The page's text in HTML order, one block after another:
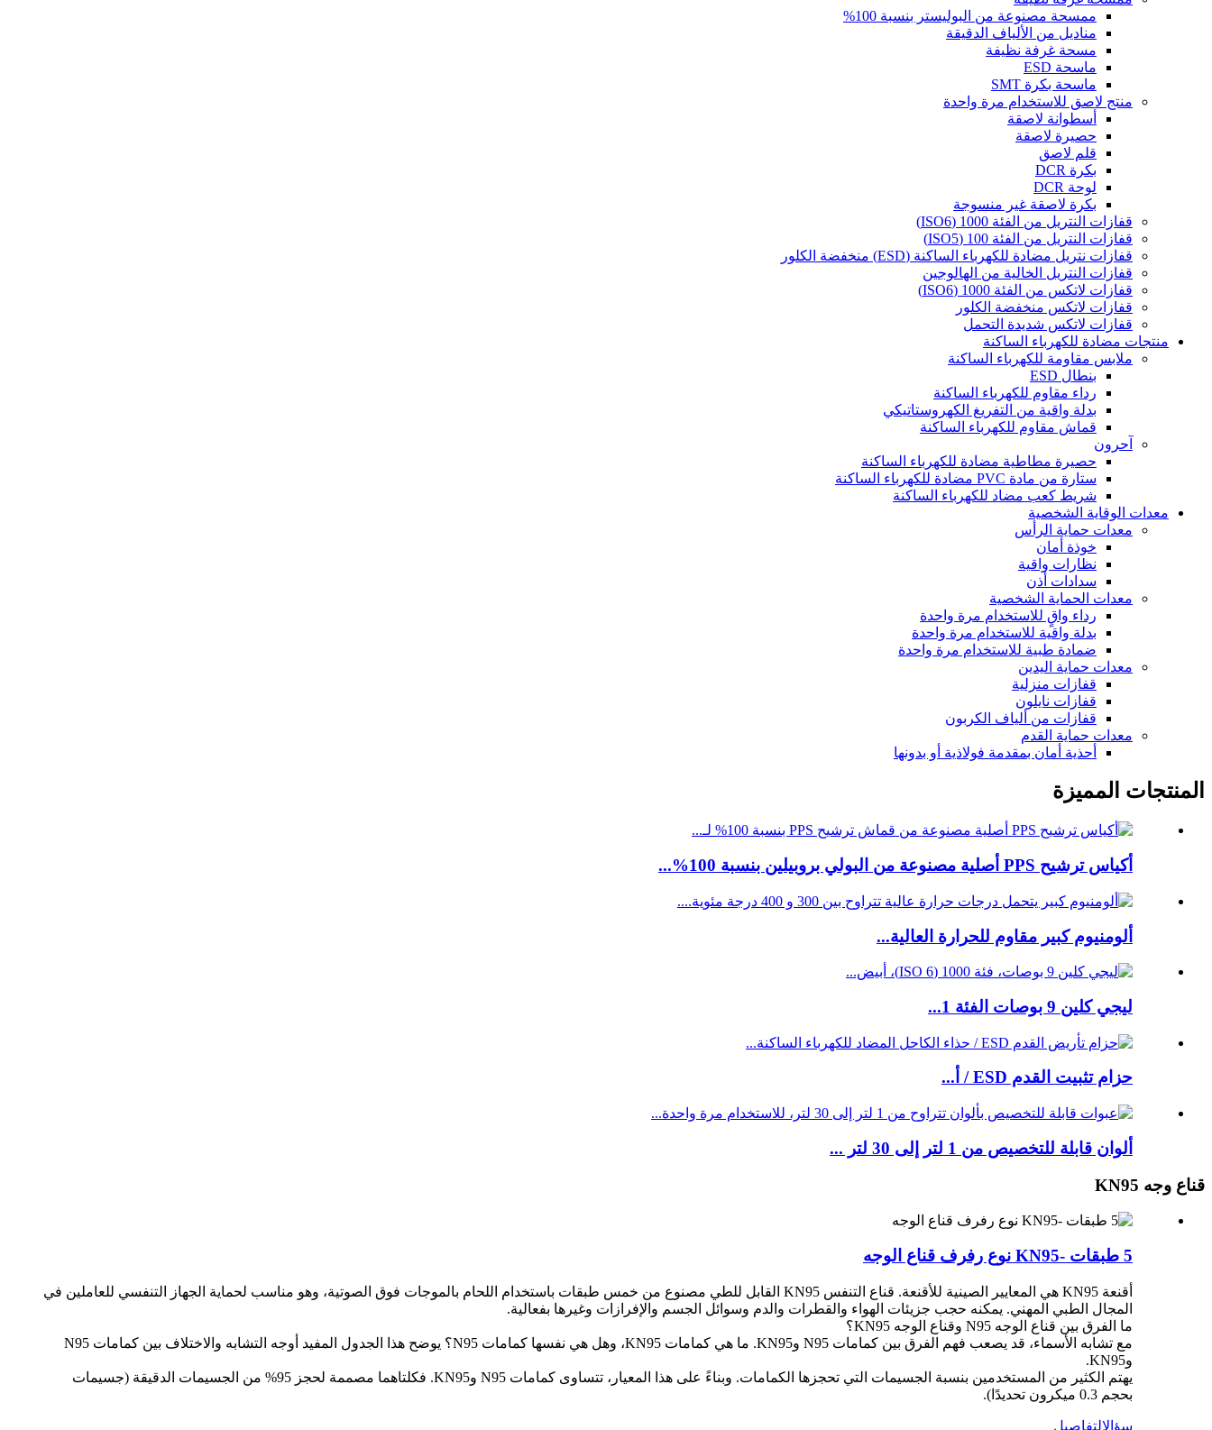
ممسحة مصنوعة من البوليستر بنسبة 100%
مناديل من الألياف الدقيقة
مسحة غرفة نظيفة
ماسحة ESD
ماسحة بكرة SMT
منتج لاصق للاستخدام مرة واحدة
أسطوانة لاصقة
حصيرة لاصقة
قلم لاصق
بكرة DCR
لوحة DCR
بكرة لاصقة غير منسوجة
قفازات النتريل من الفئة 1000 (ISO6)
قفازات النتريل من الفئة 100 (ISO5)
قفازات نتريل مضادة للكهرباء الساكنة (ESD) منخفضة الكلور
قفازات النتريل الخالية من الهالوجين
قفازات لاتكس من الفئة 1000 (ISO6)
قفازات لاتكس منخفضة الكلور
قفازات لاتكس شديدة التحمل
منتجات مضادة للكهرباء الساكنة
ملابس مقاومة للكهرباء الساكنة
بنطال ESD
رداء مقاوم للكهرباء الساكنة
بدلة واقية من التفريغ الكهروستاتيكي
قماش مقاوم للكهرباء الساكنة
آحرون
حصيرة مطاطية مضادة للكهرباء الساكنة
ستارة من مادة PVC مضادة للكهرباء الساكنة
شريط كعب مضاد للكهرباء الساكنة
معدات الوقاية الشخصية
معدات حماية الرأس
خوذة أمان
نظارات واقية
سدادات أذن
معدات الحماية الشخصية
رداء واقٍ للاستخدام مرة واحدة
بدلة واقية للاستخدام مرة واحدة
ضمادة طبية للاستخدام مرة واحدة
معدات حماية اليدين
قفازات منزلية
قفازات نايلون
قفازات من ألياف الكربون
معدات حماية القدم
أحذية أمان بمقدمة فولاذية أو بدونها
المنتجات المميزة
أكياس ترشيح PPS أصلية مصنوعة من البولي بروبيلين بنسبة 100%...
ألومنيوم كبير مقاوم للحرارة العالية...
ليجي كلين 9 بوصات الفئة 1...
حزام تثبيت القدم ESD / أ...
ألوان قابلة للتخصيص من 1 لتر إلى 30 لتر ...
قناع وجه KN95
5 طبقات -KN95 نوع رفرف قناع الوجه
أقنعة KN95 هي المعايير الصينية للأقنعة. قناع التنفس KN95 القابل للطي مصنوع من خمس طبقات باستخدام اللحام بالموجات فوق الصوتية، وهو مناسب لحماية الجهاز التنفسي للعاملين في
المجال الطبي المهني. يمكنه حجب جزيئات الهواء والقطرات والدم وسوائل الجسم والإفرازات وغيرها بفعالية.
ما الفرق بين قناع الوجه N95 وقناع الوجه KN95؟
مع تشابه الأسماء، قد يصعب فهم الفرق بين كمامات N95 وKN95. ما هي كمامات KN95، وهل هي نفسها كمامات N95؟ يوضح هذا الجدول المفيد أوجه التشابه والاختلاف بين كمامات N95
وKN95.
يهتم الكثير من المستخدمين بنسبة الجسيمات التي تحجزها الكمامات. وبناءً على هذا المعيار، تتساوى كمامات N95 وKN95. فكلتاهما مصممة لحجز 95% من الجسيمات الدقيقة (جسيمات
بحجم 0.3 ميكرون تحديدًا).
سؤالالتفاصيل